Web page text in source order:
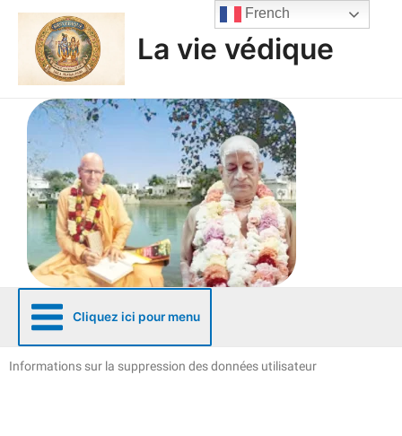
contenu
La vie védique
Cliquez ici pour menu
Informations sur la suppression des données utilisateur
French